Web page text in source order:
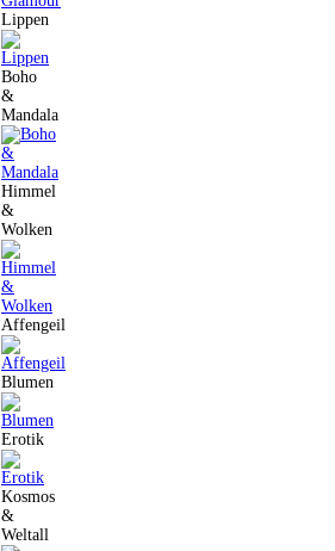
Lippen
Boho
&
Mandala
Himmel
&
Wolken
Affengeil
Blumen
Erotik
Kosmos
&
Weltall